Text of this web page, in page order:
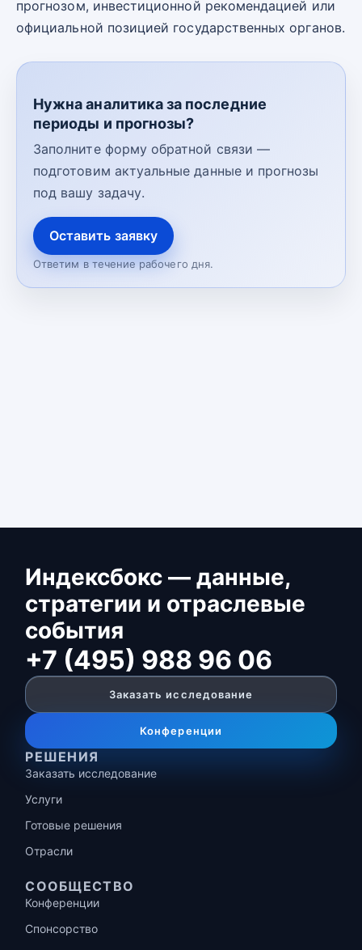
прогнозом, инвестиционной рекомендацией или
официальной позицией государственных органов.
Нужна аналитика за последние
периоды и прогнозы?
Заполните форму обратной связи —
подготовим актуальные данные и прогнозы
под вашу задачу.
Оставить заявку
Ответим в течение рабочего дня.
Индексбокс — данные,
стратегии и отраслевые
события
+7 (495) 988 96 06
Заказать исследование
Конференции
РЕШЕНИЯ
Заказать исследование
Услуги
Готовые решения
Отрасли
СООБЩЕСТВО
Конференции
Спонсорство